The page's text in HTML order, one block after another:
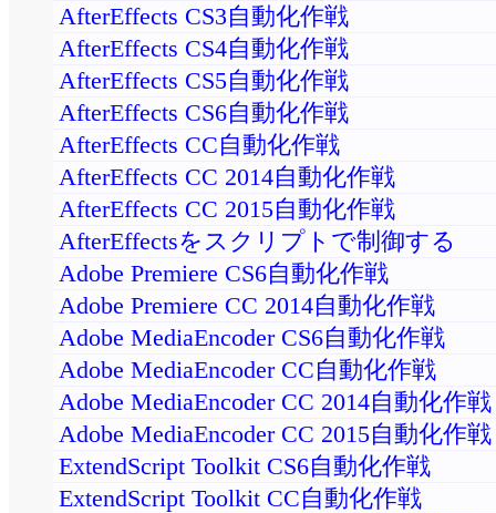
AfterEffects CS3自動化作戦
AfterEffects CS4自動化作戦
AfterEffects CS5自動化作戦
AfterEffects CS6自動化作戦
AfterEffects CC自動化作戦
AfterEffects CC 2014自動化作戦
AfterEffects CC 2015自動化作戦
AfterEffectsをスクリプトで制御する
Adobe Premiere CS6自動化作戦
Adobe Premiere CC 2014自動化作戦
Adobe MediaEncoder CS6自動化作戦
Adobe MediaEncoder CC自動化作戦
Adobe MediaEncoder CC 2014自動化作戦
Adobe MediaEncoder CC 2015自動化作戦
ExtendScript Toolkit CS6自動化作戦
ExtendScript Toolkit CC自動化作戦